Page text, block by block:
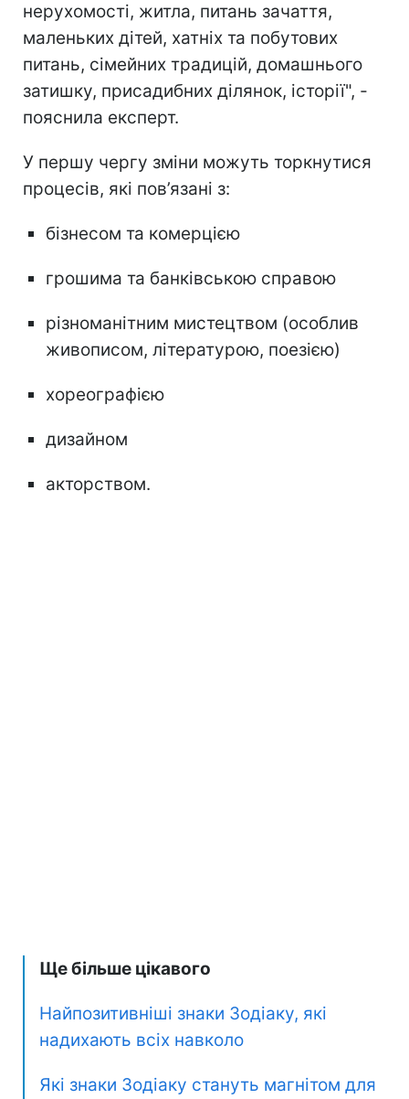
нерухомості, житла, питань зачаття,
маленьких дітей, хатніх та побутових
питань, сімейних традицій, домашнього
затишку, присадибних ділянок, історії", -
пояснила експерт.
У першу чергу зміни можуть торкнутися
процесів, які пов’язані з:
бізнесом та комерцією
грошима та банківською справою
різноманітним мистецтвом (особлив
живописом, літературою, поезією)
хореографією
дизайном
акторством.
Ще більше цікавого
Найпозитивніші знаки Зодіаку, які
надихають всіх навколо
Які знаки Зодіаку стануть магнітом для